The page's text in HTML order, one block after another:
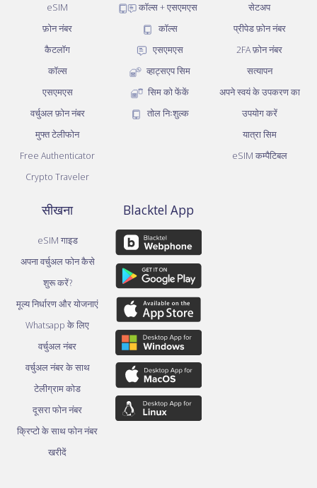
eSIM
फ़ोन नंबर
कैटलॉग
कॉल्स
एसएमएस
वर्चुअल फ़ोन नंबर
मुफ्त टेलीफोन
Free Authenticator
Crypto Traveler
कॉल्स + एसएमएस
कॉल्स
एसएमएस
व्हाट्सएप सिम
सिम को फेंकें
तोल निःशुल्क
सेटअप
प्रीपेड फ़ोन नंबर
2FA फ़ोन नंबर
सत्यापन
अपने स्वयं के उपकरण का
उपयोग करें
यात्रा सिम
eSIM कम्पैटिबल
सीखना
eSIM गाइड
अपना वर्चुअल फोन कैसे
शुरू करें?
मूल्य निर्धारण और योजनाएं
Whatsapp के लिए
वर्चुअल नंबर
वर्चुअल नंबर के साथ
टेलीग्राम कोड
दूसरा फोन नंबर
क्रिप्टो के साथ फोन नंबर
खरीदें
Blacktel App